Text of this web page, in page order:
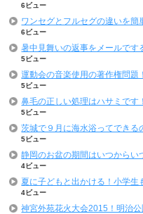
6ビュー
ワンセグとフルセグの違いを簡
6ビュー
暑中見舞いの返事をメールです
5ビュー
運動会の音楽使用の著作権問題
5ビュー
鼻毛の正しい処理はハサミです
5ビュー
茨城で９月に海水浴ってできる
5ビュー
静岡のお盆の期間はいつからい
4ビュー
夏に子どもと出かける！小学生
4ビュー
神宮外苑花火大会2015！明治